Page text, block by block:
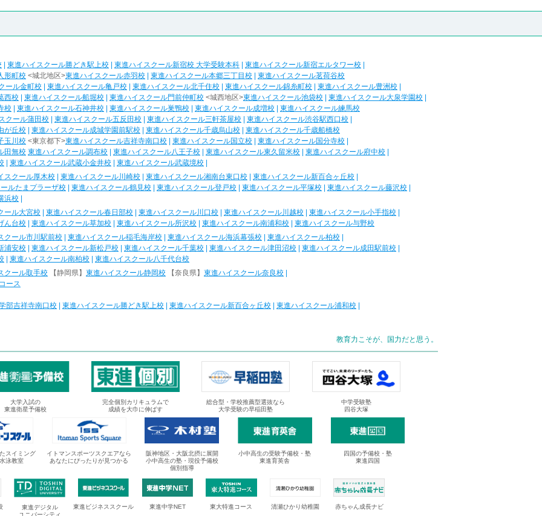
東進ハイスクール勝どき駅上校 東進ハイスクール新宿校 大学受験本科 東進ハイスクール新宿エルタワー校
形町校 <城北地区>東進ハイスクール赤羽校 東進ハイスクール本郷三丁目校
東進ハイスクール茗荷谷校
ール金町校
東進ハイスクール亀戸校 東進ハイスクール北千住校 東進ハイスクール錦糸町校 東進ハイスクール豊洲校
西校
東進ハイスクール船堀校 東進ハイスクール門前仲町校 <城西地区>東進ハイスクール池袋校 東進ハイスクール大泉学園校
校
東進ハイスクール石神井校 東進ハイスクール巣鴨校 東進ハイスクール成増校
東進ハイスクール練馬校
クール蒲田校
東進ハイスクール五反田校 東進ハイスクール三軒茶屋校 東進ハイスクール渋谷駅西口校
が丘校
東進ハイスクール成城学園前駅校 東進ハイスクール千歳烏山校
東進ハイスクール千歳船橋校
玉川校 <東京都下>東進ハイスクール吉祥寺南口校 東進ハイスクール国立校 東進ハイスクール国分寺校
田無校 東進ハイスクール調布校 東進ハイスクール八王子校 東進ハイスクール東久留米校 東進ハイスクール府中校
東進ハイスクール武蔵小金井校 東進ハイスクール武蔵境校
スクール厚木校
東進ハイスクール川崎校 東進ハイスクール湘南台東口校 東進ハイスクール新百合ヶ丘校
ルたまプラーザ校
東進ハイスクール鶴見校 東進ハイスクール登戸校 東進ハイスクール平塚校 東進ハイスクール藤沢校
浜校
ール大宮校
東進ハイスクール春日部校 東進ハイスクール川口校 東進ハイスクール川越校 東進ハイスクール小手指校
ん台校
東進ハイスクール草加校 東進ハイスクール所沢校 東進ハイスクール南浦和校
東進ハイスクール与野校
クール市川駅前校
東進ハイスクール稲毛海岸校 東進ハイスクール海浜幕張校 東進ハイスクール柏校
浦安校
東進ハイスクール新松戸校 東進ハイスクール千葉校 東進ハイスクール津田沼校 東進ハイスクール成田駅前校
東進ハイスクール南柏校
東進ハイスクール八千代台校
クール取手校
【静岡県】 東進ハイスクール静岡校 【奈良県】 東進ハイスクール奈良校
ース
部吉祥寺南口校 東進ハイスクール勝どき駅上校 東進ハイスクール新百合ヶ丘校 東進ハイスクール浦和校
教育力こそが、国力だと思う。
大学入試の
東進衛星予備校
完全個別カリキュラムで
成績を大巾に伸ばす
総合型・学校推薦型選抜なら
大学受験の早稲田塾
中学受験塾
四谷大塚
スイミング
泳教室
イトマンスポーツスクエアなら
あなたにぴったりが見つかる
阪神地区・大阪北摂に展開
小中高生の塾・現役予備校
個別指導
小中高生の受験予備校・塾
東進育英舎
四国の予備校・塾
東進四国
東進デジタル
東進ビジネススクール 東進中学NET 東大特進コース 清瀬ひかり幼稚園 赤ちゃん成長ナビ